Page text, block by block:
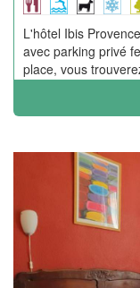
L'hôtel Ibis
avec parking privé
place, vous